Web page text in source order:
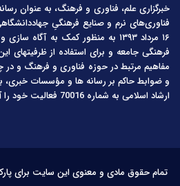
خبرگزاری علم، فناوری و فرهنگ، به عنوان
فناوری‌های نرم و صنایع فرهنگیِ
۱۶ مرداد ۱۳۹۳ به منظور کمک به
فرهنگی جامعه و برای استفاده از ظرفیتهای
مفاهیم مرتبط در حوزه فناوری و فرهنگ و
و ضوابط حاکم بر رسانه ها و مؤسسات خبری،
ارشاد اسلامی به شماره 70016 فعالیت خود را آغاز کرده است.
تمام حقوق مادی و معنوی این سایت برای